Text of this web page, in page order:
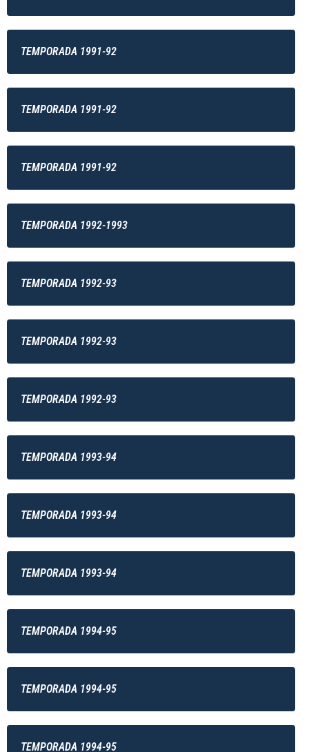
TEMPORADA 1991-92
TEMPORADA 1991-92
TEMPORADA 1991-92
TEMPORADA 1992-1993
TEMPORADA 1992-93
TEMPORADA 1992-93
TEMPORADA 1992-93
TEMPORADA 1993-94
TEMPORADA 1993-94
TEMPORADA 1993-94
TEMPORADA 1994-95
TEMPORADA 1994-95
TEMPORADA 1994-95